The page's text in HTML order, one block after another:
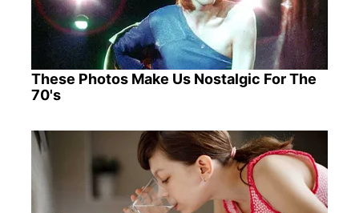
These Photos Make Us Nostalgic For The
70's